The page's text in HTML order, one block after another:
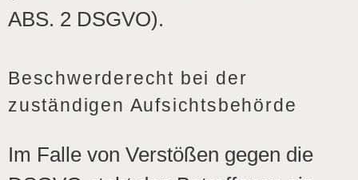
ABS. 2 DSGVO).
Beschwerde­recht bei der
zuständigen Aufsichts­behörde
Im Falle von Verstößen gegen die